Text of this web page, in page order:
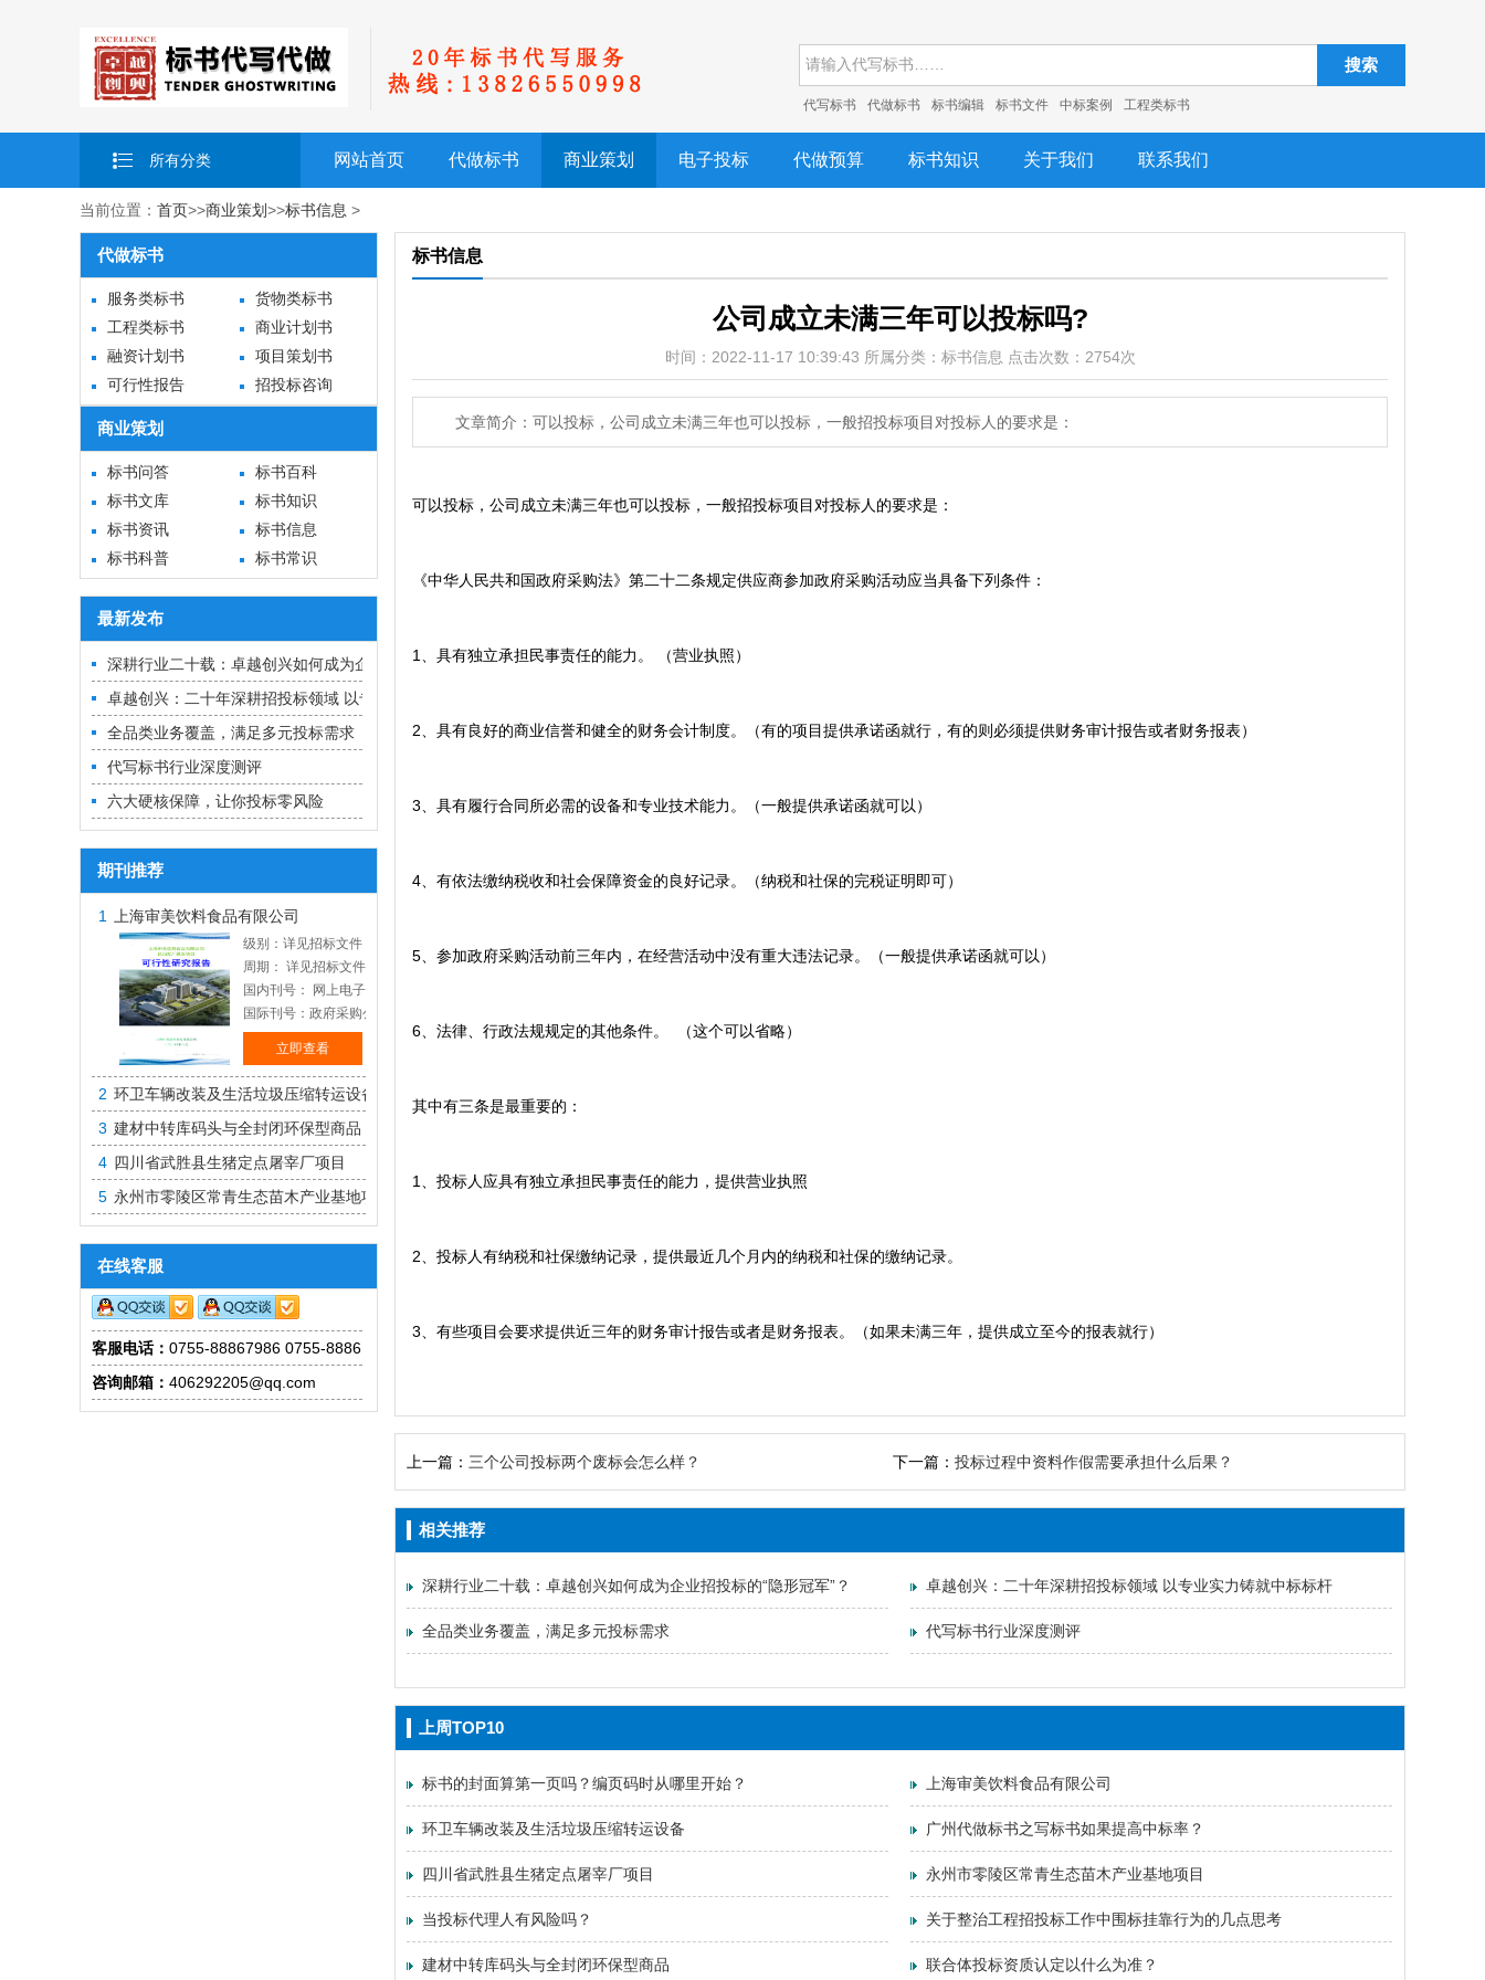
搜索
代写标书 代做标书 标书编辑 标书文件 中标案例 工程类标书
所有分类 网站首页 代做标书 商业策划 电子投标 代做预算 标书知识 关于我们 联系我们
当前位置： 首页>>商业策划>>标书信息 >
代做标书
服务类标书
货物类标书
工程类标书
商业计划书
融资计划书
项目策划书
可行性报告
招投标咨询
商业策划
标书问答
标书百科
标书文库
标书知识
标书资讯
标书信息
标书科普
标书常识
最新发布
深耕行业二十载：卓越创兴如何成为企业招投标的“隐形冠军”？
卓越创兴：二十年深耕招投标领域 以专业实力铸就中标标杆
全品类业务覆盖，满足多元投标需求
代写标书行业深度测评
六大硬核保障，让你投标零风险
期刊推荐
1 上海审美饮料食品有限公司
级别：详见招标文件
周期： 详见招标文件
国内刊号： 网上电子投标
国际刊号：政府采购公开招标
立即查看
2 环卫车辆改装及生活垃圾压缩转运设备
3 建材中转库码头与全封闭环保型商品
4 四川省武胜县生猪定点屠宰厂项目
5 永州市零陵区常青生态苗木产业基地项目
在线客服
客服电话： 0755-88867986 0755-88861830
咨询邮箱： 406292205@qq.com
标书信息
公司成立未满三年可以投标吗?
时间：2022-11-17 10:39:43 所属分类：标书信息 点击次数：2754次
文章简介：可以投标，公司成立未满三年也可以投标，一般招投标项目对投标人的要求是：
可以投标，公司成立未满三年也可以投标，一般招投标项目对投标人的要求是：
《中华人民共和国政府采购法》第二十二条规定供应商参加政府采购活动应当具备下列条件：
1、具有独立承担民事责任的能力。 （营业执照）
2、具有良好的商业信誉和健全的财务会计制度。（有的项目提供承诺函就行，有的则必须提供财务审计报告或者财务报表）
3、具有履行合同所必需的设备和专业技术能力。（一般提供承诺函就可以）
4、有依法缴纳税收和社会保障资金的良好记录。（纳税和社保的完税证明即可）
5、参加政府采购活动前三年内，在经营活动中没有重大违法记录。（一般提供承诺函就可以）
6、法律、行政法规规定的其他条件。 （这个可以省略）
其中有三条是最重要的：
1、投标人应具有独立承担民事责任的能力，提供营业执照
2、投标人有纳税和社保缴纳记录，提供最近几个月内的纳税和社保的缴纳记录。
3、有些项目会要求提供近三年的财务审计报告或者是财务报表。（如果未满三年，提供成立至今的报表就行）
上一篇： 三个公司投标两个废标会怎么样？ 下一篇： 投标过程中资料作假需要承担什么后果？
相关推荐
深耕行业二十载：卓越创兴如何成为企业招投标的“隐形冠军”？ 卓越创兴：二十年深耕招投标领域 以专业实力铸就中标标杆
全品类业务覆盖，满足多元投标需求 代写标书行业深度测评
上周TOP10
标书的封面算第一页吗？编页码时从哪里开始？ 上海审美饮料食品有限公司
环卫车辆改装及生活垃圾压缩转运设备 广州代做标书之写标书如果提高中标率？
四川省武胜县生猪定点屠宰厂项目 永州市零陵区常青生态苗木产业基地项目
当投标代理人有风险吗？ 关于整治工程招投标工作中围标挂靠行为的几点思考
建材中转库码头与全封闭环保型商品 联合体投标资质认定以什么为准？